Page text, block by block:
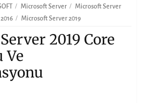
Microsoft Server
Microsoft Server
Microsoft Server 2019
2019 Core
Ve